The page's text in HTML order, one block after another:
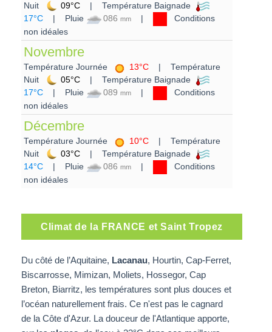
Nuit
09°C | Température Baignade
17°C | Pluie 086 mm
Conditions
non idéales
Novembre
Température Journée 13°C | Température
Nuit
05°C | Température Baignade
17°C | Pluie 089 mm
Conditions
non idéales
Décembre
Température Journée 10°C | Température
Nuit
03°C | Température Baignade
14°C | Pluie 086 mm
Conditions
non idéales
Climat de la FRANCE et Saint Tropez
Du côté de l’Aquitaine, Lacanau, Hourtin, Cap-Ferret,
Biscarrosse, Mimizan, Moliets, Hossegor, Cap
Breton, Biarritz, les températures sont plus douces et
l’océan naturellement frais. Ce n'est pas le cagnard
de la Côte d'Azur. La douceur de l'Atlantique apporte,